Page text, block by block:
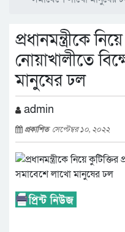
প্রধানমন্ত্রীকে
নোয়াখালীতে
মানুষের ঢল
admin
প্রকাশিত সেপ্টেম্বর ১০, ২০২২